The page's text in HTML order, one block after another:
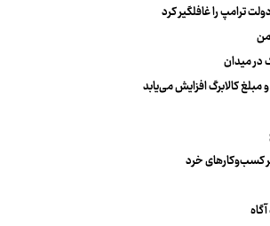
ترامپ را غافلگیر کرد
میدان
کالابرگ افزایش می‌یابد
کسب‌وکارهای خرد